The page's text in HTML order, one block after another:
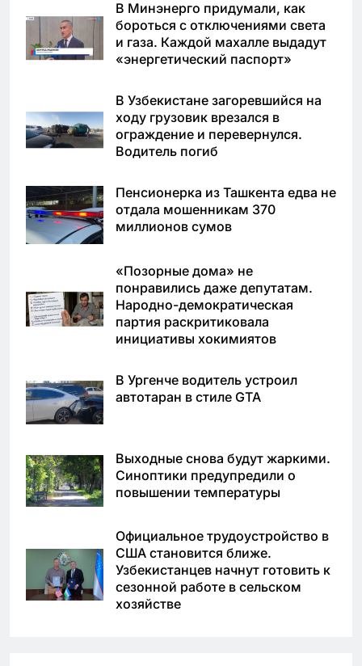
В Минэнерго придумали, как
бороться с отключениями света
и газа. Каждой махалле выдадут
«энергетический паспорт»
В Узбекистане загоревшийся на
ходу грузовик врезался в
ограждение и перевернулся.
Водитель погиб
Пенсионерка из Ташкента едва не
отдала мошенникам 370
миллионов сумов
«Позорные дома» не
понравились даже депутатам.
Народно-демократическая
партия раскритиковала
инициативы хокимиятов
В Ургенче водитель устроил
автотаран в стиле GTA
Выходные снова будут жаркими.
Синоптики предупредили о
повышении температуры
Официальное трудоустройство в
США становится ближе.
Узбекистанцев начнут готовить к
сезонной работе в сельском
хозяйстве